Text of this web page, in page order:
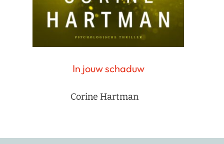
In jouw schaduw
Corine Hartman